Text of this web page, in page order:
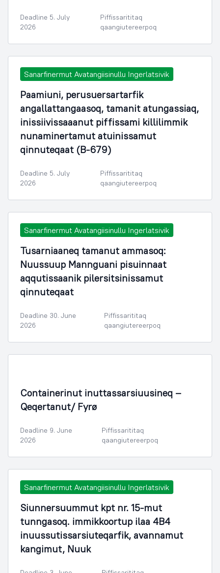
Deadline 5. July
2026
Piffissarititaq
qaangiutereerpoq
Sanarfinermut Avatangiisinullu Ingerlatsivik
Paamiuni, perusuersartarfik
angallattangaasoq, tamanit atungassiaq,
inissiivissaaanut piffissami killilimmik
nunaminertamut atuinissamut
qinnuteqaat (B-679)
Deadline 5. July
2026
Piffissarititaq
qaangiutereerpoq
Sanarfinermut Avatangiisinullu Ingerlatsivik
Tusarniaaneq tamanut ammasoq:
Nuussuup Mannguani pisuinnaat
aqqutissaanik pilersitsinissamut
qinnuteqaat
Deadline 30. June
2026
Piffissarititaq
qaangiutereerpoq
Containerinut inuttassarsiuusineq –
Qeqertanut/ Fyrø
Deadline 9. June
2026
Piffissarititaq
qaangiutereerpoq
Sanarfinermut Avatangiisinullu Ingerlatsivik
Siunnersuummut kpt nr. 15-mut
tunngasoq. immikkoortup ilaa 4B4
inuussutissarsiuteqarfik, avannamut
kangimut, Nuuk